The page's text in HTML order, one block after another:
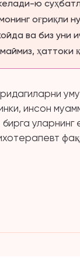
ю
оғриқли
ва биз уни
ҳаттоки
инсон
уларнинг